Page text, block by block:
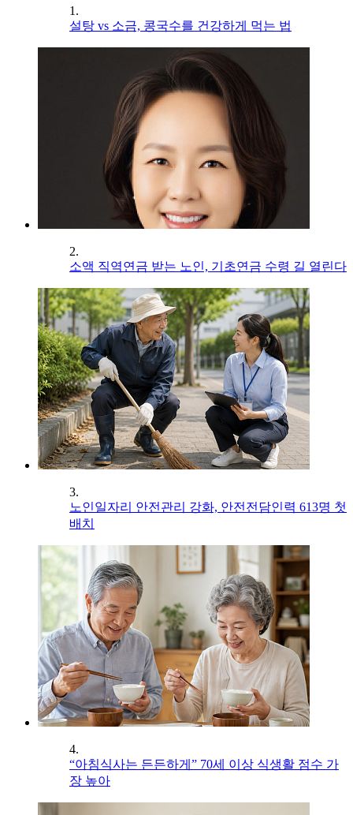
1.
설탕 vs 소금, 콩국수를 건강하게 먹는 법
2.
소액 직역연금 받는 노인, 기초연금 수령 길 열린다
3.
노인일자리 안전관리 강화, 안전전담인력 613명 첫
배치
4.
“아침식사는 든든하게” 70세 이상 식생활 점수 가
장 높아